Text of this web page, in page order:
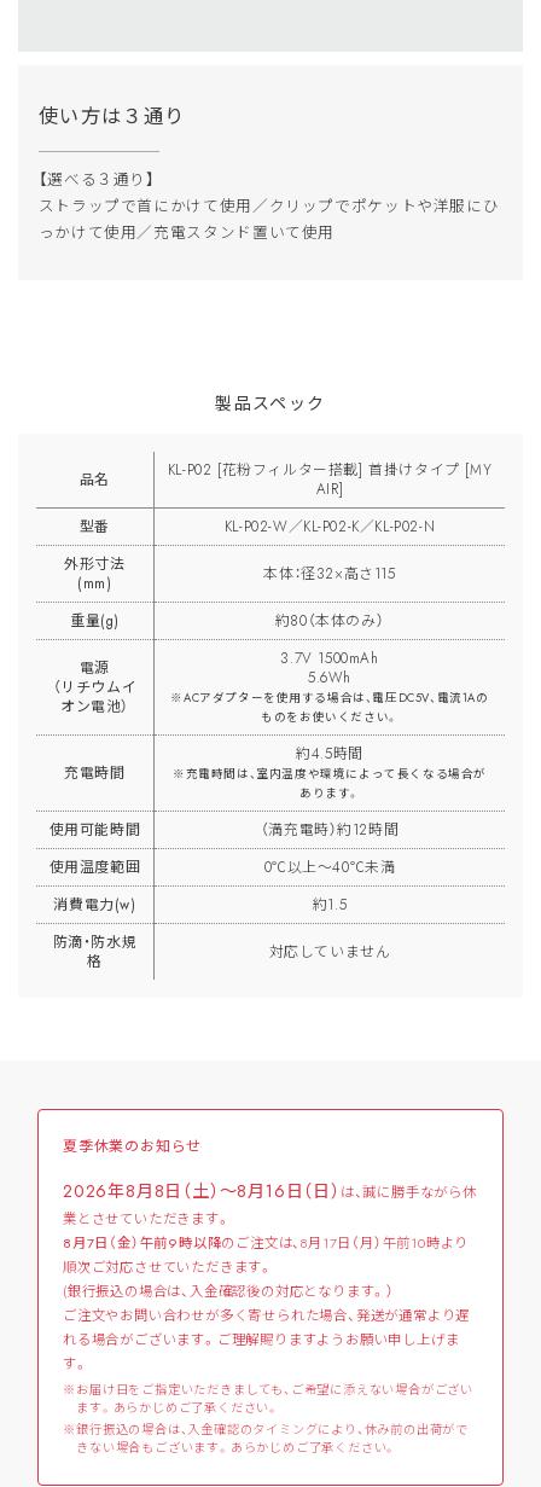
使い方は３通り
【選べる３通り】
ストラップで首にかけて使用／クリップでポケットや洋服にひ
っかけて使用／充電スタンド置いて使用
製品スペック
品名
KL-P02 [花粉フィルター搭載] 首掛けタイプ [MY
AIR]
型番
KL-P02-W／KL-P02-K／KL-P02-N
外形寸法
(mm)
本体：径32×高さ115
重量(g) 約80（本体のみ）
電源
（リチウムイ
オン電池）
3.7V 1500mAh
5.6Wh
※ACアダプターを使用する場合は、電圧DC5V、電流1Aの
ものをお使いください。
充電時間
約4.5時間
※充電時間は、室内温度や環境によって長くなる場合が
あります。
使用可能時間
（満充電時）約12時間
使用温度範囲
0℃以上〜40℃未満
消費電力(w)
約1.5
防滴・防水規
格
対応していません
夏季休業のお知らせ
2026年8月8日（土）～8月16日（日） は、誠に勝手ながら休
業とさせていただきます。
8月7日（金）午前9時以降のご注文は、8月17日（月）午前10時より
順次ご対応させていただきます。
(銀行振込の場合は、入金確認後の対応となります。）
ご注文やお問い合わせが多く寄せられた場合、発送が通常より遅
れる場合がございます。ご理解賜りますようお願い申し上げま
す。
お届け日をご指定いただきましても、ご希望に添えない場合がござい
ます。あらかじめご了承ください。
銀行振込の場合は、入金確認のタイミングにより、休み前の出荷がで
きない場合もございます。あらかじめご了承ください。